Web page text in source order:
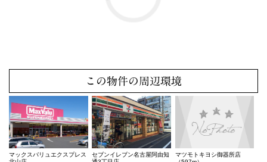
この物件の周辺環境
マックスバリュエクスプレス
セブンイレブン名古屋阿由知
マツモトキヨシ御器所店